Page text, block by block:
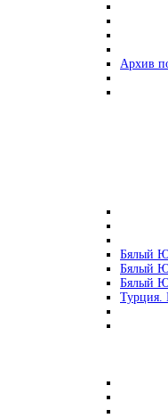
Архив
Бялый
Бялый
Бялый
Турция.